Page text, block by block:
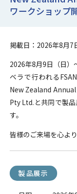
ワークショップ
掲載日：2026年8月7
2026年8月9日（日）
ベラで行われる
New Zealand
Pty Ltd.と共同で製
す。
皆様のご来場を心よ
製品展示